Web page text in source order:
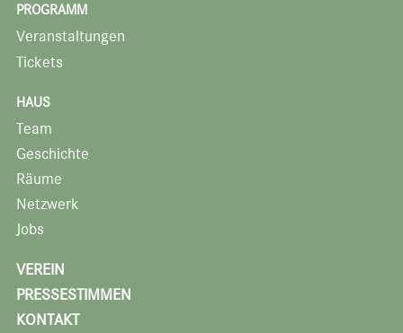
PROGRAMM
Veranstaltungen
Tickets
HAUS
Team
Geschichte
Räume
Netzwerk
Jobs
VEREIN
PRESSESTIMMEN
KONTAKT